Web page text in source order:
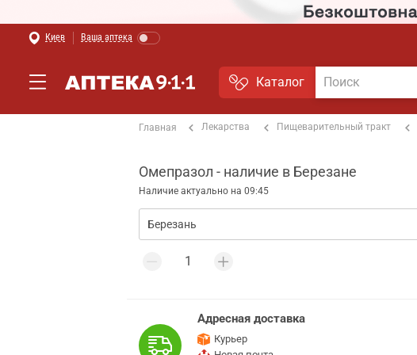
Киев Ваша аптека
Каталог
Главная Лекарства Пищеварительный тракт
Омепразол - наличие в Березане
Наличие актуально на 09:45
Адресная доставка
Курьер